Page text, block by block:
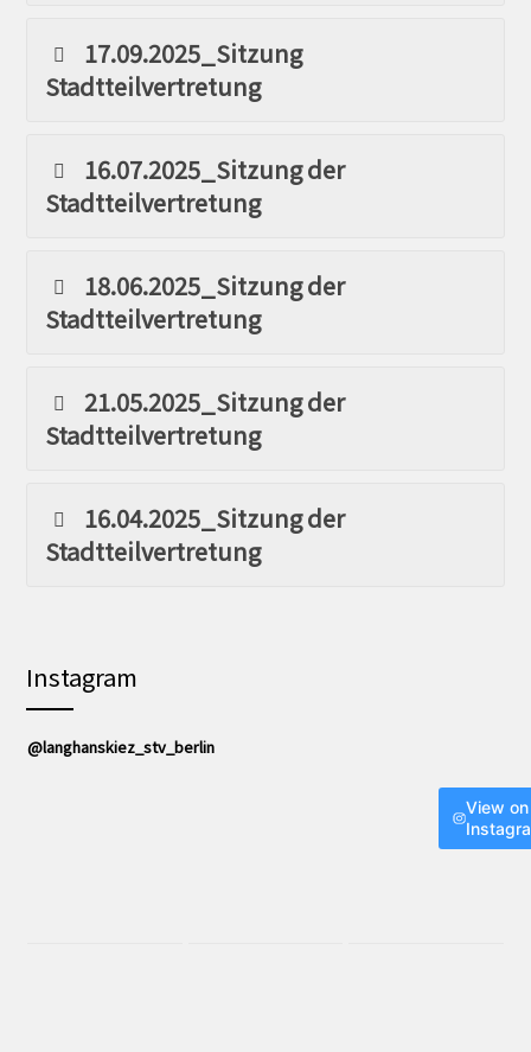
17.09.2025_Sitzung
Stadtteilvertretung
16.07.2025_Sitzung der
Stadtteilvertretung
18.06.2025_Sitzung der
Stadtteilvertretung
21.05.2025_Sitzung der
Stadtteilvertretung
16.04.2025_Sitzung der
Stadtteilvertretung
Instagram
@langhanskiez_stv_berlin
View on